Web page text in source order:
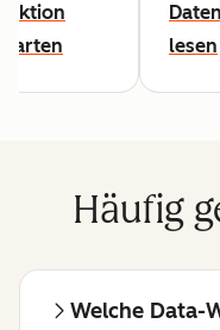
lesen
Häufig
Welche Data-